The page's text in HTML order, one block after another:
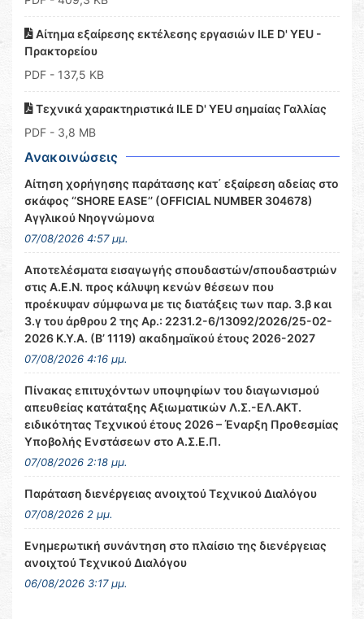
Αίτημα εξαίρεσης εκτέλεσης εργασιών ILE D' YEU -
Πρακτορείου
PDF - 137,5 KB
Τεχνικά χαρακτηριστικά ILE D' YEU σημαίας Γαλλίας
PDF - 3,8 MB
Ανακοινώσεις
Αίτηση χορήγησης παράτασης κατ΄ εξαίρεση αδείας στο
σκάφος ‘’SHORE EASE’’ (OFFICIAL NUMBER 304678)
Αγγλικού Νηογνώμονα
07/08/2026 4:57 μμ.
Αποτελέσματα εισαγωγής σπουδαστών/σπουδαστριών
στις Α.Ε.Ν. προς κάλυψη κενών θέσεων που
προέκυψαν σύμφωνα με τις διατάξεις των παρ. 3.β και
3.γ του άρθρου 2 της Αρ.: 2231.2-6/13092/2026/25-02-
2026 Κ.Υ.Α. (Β’ 1119) ακαδημαϊκού έτους 2026-2027
07/08/2026 4:16 μμ.
Πίνακας επιτυχόντων υποψηφίων του διαγωνισμού
απευθείας κατάταξης Αξιωματικών Λ.Σ.-ΕΛ.ΑΚΤ.
ειδικότητας Τεχνικού έτους 2026 – Έναρξη Προθεσμίας
Υποβολής Ενστάσεων στο Α.Σ.Ε.Π.
07/08/2026 2:18 μμ.
Παράταση διενέργειας ανοιχτού Τεχνικού Διαλόγου
07/08/2026 2 μμ.
Ενημερωτική συνάντηση στο πλαίσιο της διενέργειας
ανοιχτού Τεχνικού Διαλόγου
06/08/2026 3:17 μμ.